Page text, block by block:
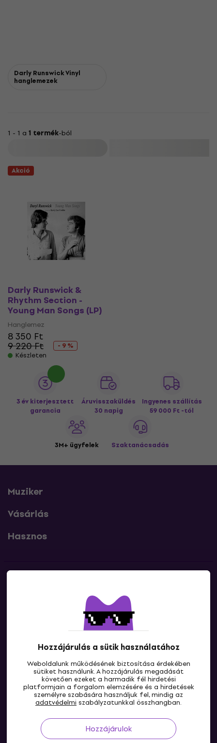
Hozzájárulás a sütik használatához
Weboldalunk működésének biztosítása érdekében
sütiket használunk. A hozzájárulás megadását
követően ezeket a harmadik fél hirdetési
platformjain a forgalom elemzésére és a hirdetések
személyre szabására használjuk fel, mindig az
adatvédelmi szabályzatunkkal összhangban.
Hozzájárulok
Darly Runswick Vinyl
hanglemezek
1 - 1 a 1 termék-ból
Akció
Darly Runswick &
Rhythm Section -
Young Man Songs (LP)
Hanglemez
8 350 Ft
9 220 Ft
- 9 %
Készleten
3 év kiterjesztett
garancia
Áruvisszaküldés
30 napig
Ingyenes szállítás
59 000 Ft -tól
3M+ ügyfelek Szaktanácsadás
Muziker
Vásárlás
Hasznos
Lépj kapcsolatba velünk
HU